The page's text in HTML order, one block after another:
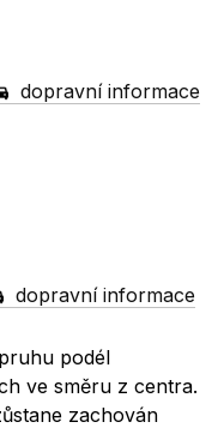
dopravní informace
dopravní informace
podél
ve směru z centra.
zachován